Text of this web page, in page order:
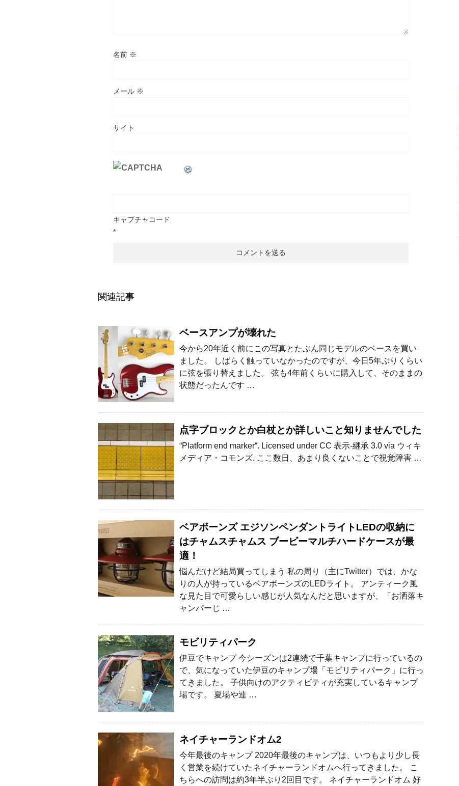
名前 ※
メール ※
サイト
キャプチャコード
*
関連記事
ベースアンプが壊れた
今から20年近く前にこの写真とたぶん同じモデルのベースを買い
ました。 しばらく触っていなかったのですが、今日5年ぶりくらい
に弦を張り替えました。 弦も4年前くらいに購入して、そのままの
状態だったんです …
点字ブロックとか白杖とか詳しいこと知りませんでした
“Platform end marker“. Licensed under CC 表示-継承 3.0 via ウィキ
メディア・コモンズ. ここ数日、あまり良くないことで視覚障害 …
ベアボーンズ エジソンペンダントライトLEDの収納に
はチャムスチャムス ブービーマルチハードケースが最
適！
悩んだけど結局買ってしまう 私の周り（主にTwitter）では、かな
りの人が持っているベアボーンズのLEDライト。 アンティーク風
な見た目で可愛らしい感じが人気なんだと思いますが、「お洒落キ
ャンパーじ …
モビリティパーク
伊豆でキャンプ 今シーズンは2連続で千葉キャンプに行っているの
で、気になっていた伊豆のキャンプ場「モビリティパーク」に行っ
てきました。 子供向けのアクティビティが充実しているキャンプ
場です。 夏場や連 …
ネイチャーランドオム2
今年最後のキャンプ 2020年最後のキャンプは、いつもより少し長
く営業を続けていたネイチャーランドオムへ行ってきました。 こ
ちらへの訪問は約3年半ぶり2回目です。 ネイチャーランドオム 好